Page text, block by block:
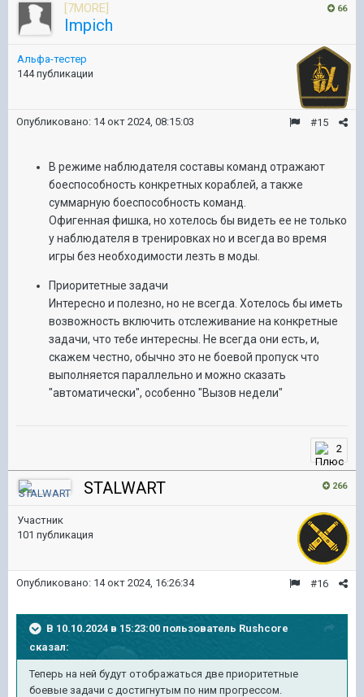
66
[7MORE]
Impich
Альфа-тестер
144 публикации
#15
Опубликовано: 14 окт 2024, 08:15:03
В режиме наблюдателя составы команд отражают
боеспособность конкретных кораблей, а также
суммарную боеспособность команд.
Офигенная фишка, но хотелось бы видеть ее не только
у наблюдателя в тренировках но и всегда во время
игры без необходимости лезть в моды.
Приоритетные задачи
Интересно и полезно, но не всегда. Хотелось бы иметь
возвожность включить отслеживание на конкретные
задачи, что тебе интересны. Не всегда они есть, и,
скажем честно, обычно это не боевой пропуск что
выполняется параллельно и можно сказать
"автоматически", особенно "Вызов недели"
2
266
STALWART
Участник
101 публикация
#16
Опубликовано: 14 окт 2024, 16:26:34
В 10.10.2024 в 15:23:00 пользователь Rushcore
сказал:
Теперь на ней будут отображаться две приоритетные
боевые задачи с достигнутым по ним прогрессом.